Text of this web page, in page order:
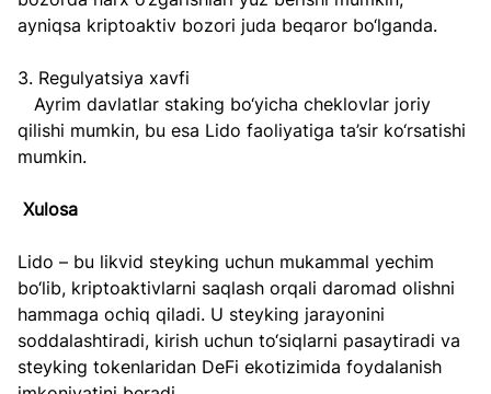
ayniqsa kriptoaktiv bozori juda beqaror bo‘lganda.
3. Regulyatsiya xavfi
qilishi mumkin, bu esa Lido faoliyatiga ta’sir ko‘rsatishi
mumkin.
Xulosa
Lido – bu likvid steyking uchun mukammal yechim
bo‘lib, kriptoaktivlarni saqlash orqali daromad olishni
hammaga ochiq qiladi. U steyking jarayonini
soddalashtiradi, kirish uchun to‘siqlarni pasaytiradi va
steyking tokenlaridan DeFi ekotizimida foydalanish